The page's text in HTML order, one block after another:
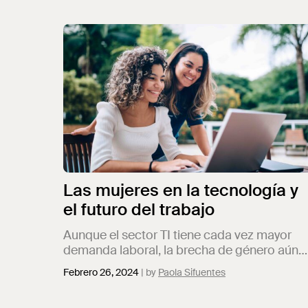
Las mujeres en la tecnología y
el futuro del trabajo
Aunque el sector TI tiene cada vez mayor
demanda laboral, la brecha de género aún
impide una mayor participación de mujeres
estas áreas. En este artículo exploramos el
Febrero 26, 2024 Paola Sifuentes